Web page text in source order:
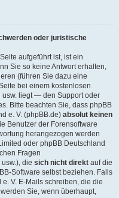
oder juristische
aufgeführt ist, ist ein
Sie so keine Antwort erhalten,
(führen Sie dazu eine
bei einem kostenlosen
usw. liegt — den Support oder
Bitte beachten Sie, dass phpBB
e. V. (phpBB.de) absolut keinen
Benutzer der Forensoftware
herangezogen werden
oder phpBB Deutschland
Fragen
die sich nicht direkt auf die
Software selbst beziehen. Falls
V. E-Mails schreiben, die die
Sie, wenn überhaupt,